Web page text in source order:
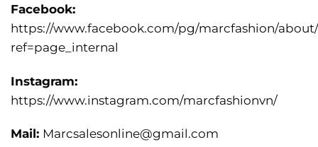
Facebook:
https://www.facebook.com/pg/marcfashion/
ref=page_internal
Instagram:
https://www.instagram.com/marcfashionvn/
Mail: Marcsalesonline@gmail.com